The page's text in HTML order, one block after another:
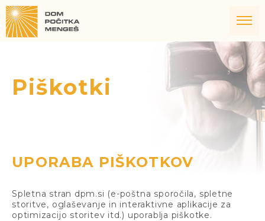
Piškotki
UPORABA PIŠKOTKOV
Spletna stran dpm.si (e-poštna sporočila, spletne
storitve, oglaševanje in interaktivne aplikacije za
optimizacijo storitev itd.) uporablja piškotke.